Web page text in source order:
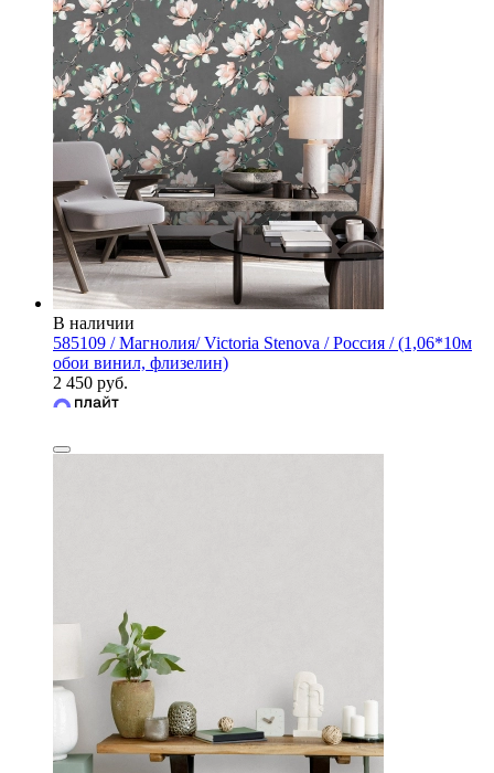
В наличии
585109 / Магнолия/ Victoria Stenova / Россия / (1,06*10м
обои винил, флизелин)
2 450 руб.